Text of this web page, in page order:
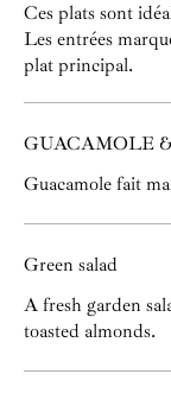
Ces plats sont
Les entrées
plat principal.
GUACAMOLE
Guacamole fait
Green salad
A fresh garden
toasted almonds.